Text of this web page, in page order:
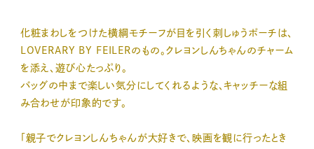
化粧まわしをつけた横綱モチーフが目を引く刺しゅうポーチは、
LOVERARY BY FEILERのもの。クレヨンしんちゃんのチャーム
を添え、遊び心たっぷり。
バッグの中まで楽しい気分にしてくれるような、キャッチーな組
み合わせが印象的です。
「親子でクレヨンしんちゃんが大好きで、映画を観に行ったとき